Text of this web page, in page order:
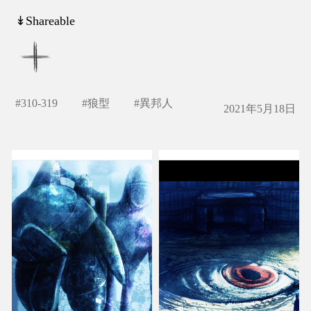
↡Shareable
#310-319 #狼型 #異邦人 2021年5月18日